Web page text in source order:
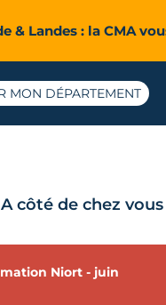
& Landes : la CMA
MON DÉPARTEMENT
A côté de chez vous
Niort - juin